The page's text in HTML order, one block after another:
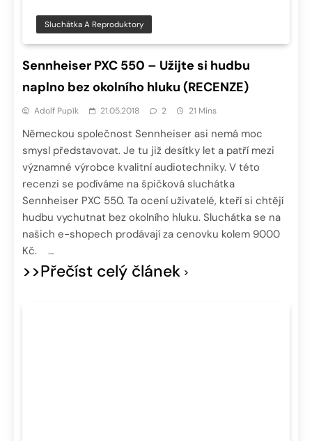
Sluchátka A Reproduktory
Sennheiser PXC 550 – Užijte si hudbu
naplno bez okolního hluku (RECENZE)
Adolf Pupík 21.05.2018 2 21 Mins
Německou společnost Sennheiser asi nemá moc
smysl představovat. Je tu již desítky let a patří mezi
významné výrobce kvalitní audiotechniky. V této
recenzi se podíváme na špičková sluchátka
Sennheiser PXC 550. Ta ocení uživatelé, kteří si chtějí
hudbu vychutnat bez okolního hluku. Sluchátka se na
našich e-shopech prodávají za cenovku kolem 9000
Kč. …
>>Přečíst celý článek